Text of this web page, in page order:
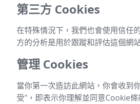
第三方 Cookies
在特殊情況下，我們也會使用信任
方的分析是用於跟蹤和評估這個網
管理 Cookies
當你第一次造訪此網站，你會收到
受"，即表示你理解並同意Cookie